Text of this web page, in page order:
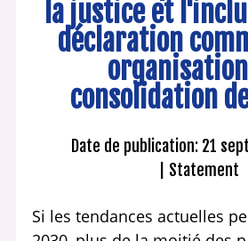
la justice et
déclaration
consolidation
Date de publication: 21
Statement
Si les tendances actuelles